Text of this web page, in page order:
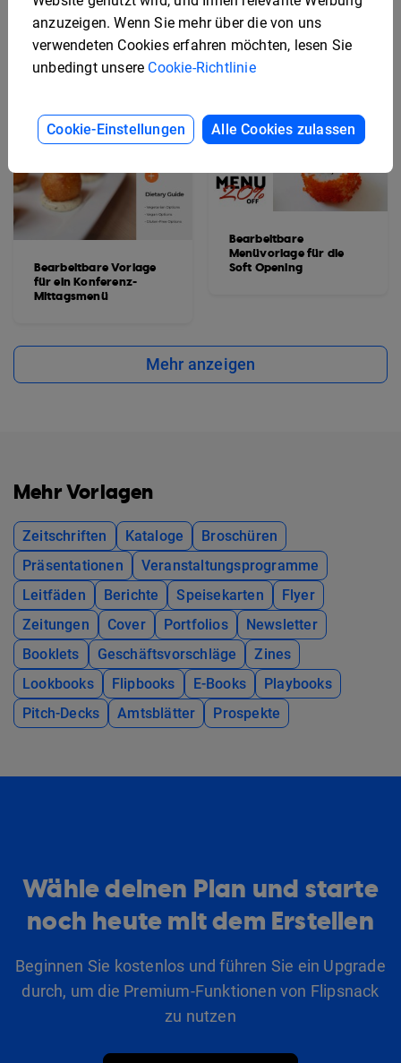
Bearbeitbare Vorlage
für ein Konferenz-
Mittagsmenü
Bearbeitbare
Menüvorlage für die
Soft Opening
Mehr anzeigen
Mehr Vorlagen
Zeitschriften Kataloge
Broschüren
Präsentationen
Veranstaltungsprogramme
Leitfäden
Berichte Speisekarten
Flyer
Zeitungen
Cover Portfolios
Newsletter
Booklets
Geschäftsvorschläge
Zines
Lookbooks
Flipbooks E-Books
Playbooks
Pitch-Decks
Amtsblätter Prospekte
Wähle deinen Plan und starte
noch heute mit dem Erstellen
Beginnen Sie kostenlos und führen Sie ein Upgrade
durch, um die Premium-Funktionen von Flipsnack
zu nutzen
anzuzeigen. Wenn Sie mehr über die von uns
verwendeten Cookies erfahren möchten, lesen Sie
unbedingt unsere Cookie-Richtlinie
Cookie-Einstellungen Alle Cookies zulassen